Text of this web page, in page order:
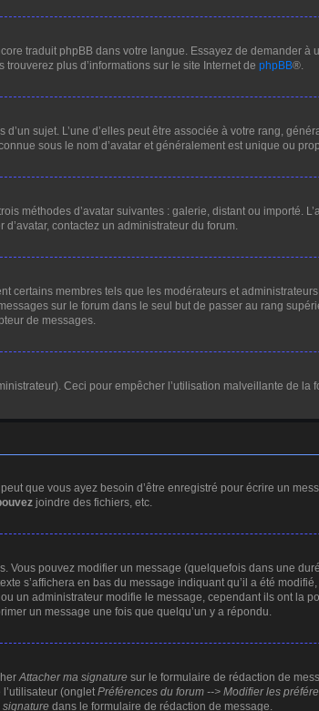
traduit phpBB dans votre langue. Essayez de demander à
plus d’informations sur le site Internet de phpBB®.
sujet. L’une d’elles peut être associée à votre rang,
sous le nom d’avatar et généralement est unique ou
méthodes d’avatar suivantes : galerie, distant ou importé.
contactez un administrateur du forum.
certains membres tels que les modérateurs et
sur le forum dans le seul but de passer au rang
de messages.
Ceci pour empêcher l’utilisation malveillante de la
que vous ayez besoin d’être enregistré pour écrire un
joindre des fichiers, etc.
Vous pouvez modifier un message (quelquefois dans une
s’affichera en bas du message indiquant qu’il a été
un administrateur modifie le message, cependant ils ont la
un message une fois que quelqu’un y a répondu.
Attacher ma signaturesur le formulaire de rédaction de
(onglet Préférences du forum --> Modifier les
signaturedans le formulaire de rédaction de message.